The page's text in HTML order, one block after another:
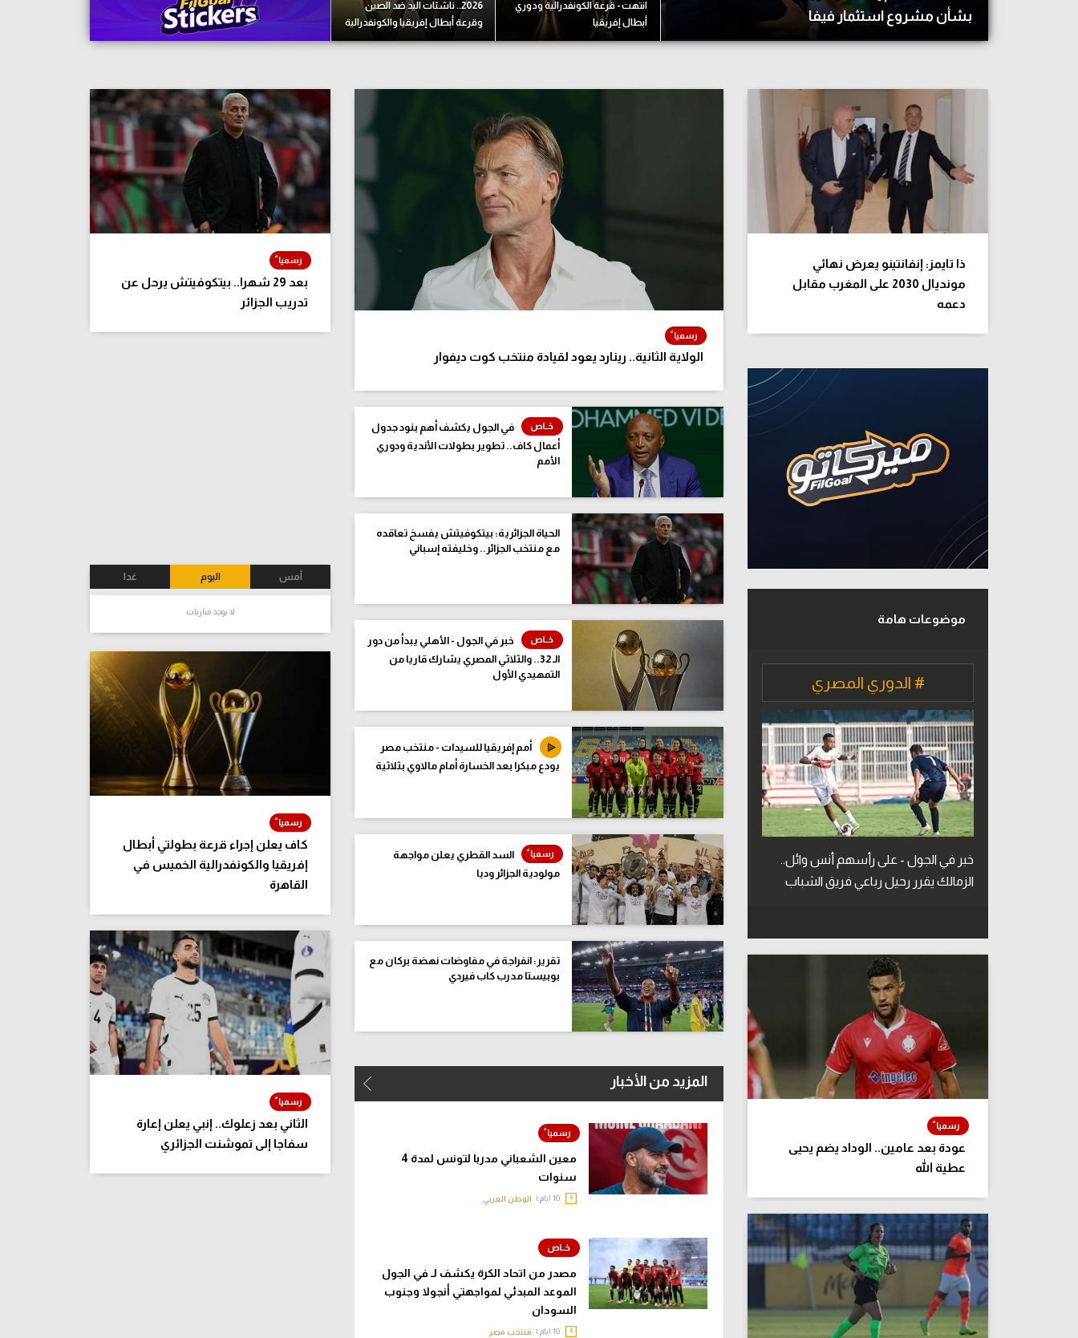
آراء حرة الدوري السعودي للمحترفين دوري أبطال أوروبا
رياضات أخرى
آسيا
أمريكا
بشأن مشروع استثمار فيفا
انتهت - قرعة الكونفدرالية ودوري
أبطال إفريقيا
2026.. ناشئات اليد ضد الصين
وقرعة أبطال إفريقيا والكونفدرالية
ذا تايمز: إنفانتينو يعرض نهائي
مونديال 2030 على المغرب مقابل
دعمه
موضوعات هامة
# الدوري المصري
خبر في الجول - على رأسهم أنس وائل..
الزمالك يقرر رحيل رباعي فريق الشباب
عودة بعد عامين.. الوداد يضم يحيى
عطية الله
الولاية الثانية.. رينارد يعود لقيادة منتخب كوت ديفوار
في الجول يكشف أهم بنود جدول
أعمال كاف.. تطوير بطولات الأندية ودوري
الأمم
الحياة الجزائرية: بيتكوفيتش يفسخ تعاقده
مع منتخب الجزائر.. وخليفته إسباني
خبر في الجول - الأهلي يبدأ من دور
الـ 32.. والثلاثي المصري يشارك قاريا من
التمهيدي الأول
أمم إفريقيا للسيدات - منتخب مصر
يودع مبكرا بعد الخسارة أمام مالاوي بثلاثية
السد القطري يعلن مواجهة
مولودية الجزائر وديا
تقرير: انفراجة في مفاوضات نهضة بركان مع
بوبيستا مدرب كاب فيردي
المزيد من الأخبار
معين الشعباني مدربا لتونس لمدة 4
سنوات
10 ايام | الوطن العربي
مصدر من اتحاد الكرة يكشف لـ في الجول
الموعد المبدئي لمواجهتي أنجولا وجنوب
السودان
10 ايام | منتخب مصر
بعد 29 شهرا.. بيتكوفيتش يرحل عن
تدريب الجزائر
أمس اليوم غدا
لا يوجد مباريات
كاف يعلن إجراء قرعة بطولتي أبطال
إفريقيا والكونفدرالية الخميس في
القاهرة
الثاني بعد زعلوك.. إنبي يعلن إعارة
سفاجا إلى تموشنت الجزائري